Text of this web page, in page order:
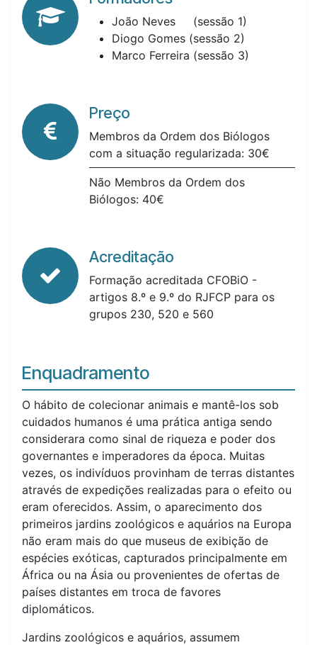
João Neves (sessão 1)
Diogo Gomes (sessão 2)
Marco Ferreira (sessão 3)
Preço
Membros da Ordem dos Biólogos
com a situação regularizada: 30€
Não Membros da Ordem dos
Biólogos: 40€
Acreditação
Formação acreditada CFOBiO -
artigos 8.º e 9.º do RJFCP para os
grupos 230, 520 e 560
Enquadramento
O hábito de colecionar animais e mantê-los sob
cuidados humanos é uma prática antiga sendo
considerara como sinal de riqueza e poder dos
governantes e imperadores da época. Muitas
vezes, os indivíduos provinham de terras distantes
através de expedições realizadas para o efeito ou
eram oferecidos. Assim, o aparecimento dos
primeiros jardins zoológicos e aquários na Europa
não eram mais do que museus de exibição de
espécies exóticas, capturados principalmente em
África ou na Ásia ou provenientes de ofertas de
países distantes em troca de favores
diplomáticos.
Jardins zoológicos e aquários, assumem